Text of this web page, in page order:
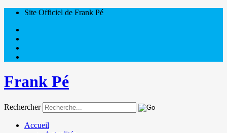
Site Officiel de Frank Pé
Frank Pé
Rechercher
Accueil